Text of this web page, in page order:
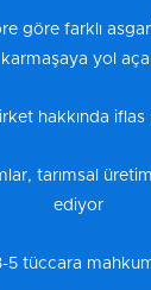
göre farklı
karmaşaya yol
hakkında iflas
tarımsal
ediyor
5 tüccara